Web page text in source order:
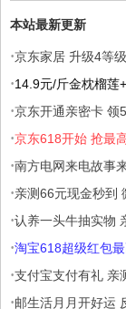
本站最新更新
·京东家居 升级4等
·14.9元/斤金枕榴莲
·京东开通亲密卡 领
·京东618开始 抢最
·南方电网来电故事
·亲测66元现金秒到
·认养一头牛抽实物
·淘宝618超级红包
·支付宝支付有礼 亲
·邮生活月月开好运